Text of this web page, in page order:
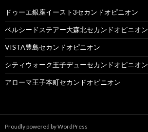
ドゥーエ銀座イースト3セカンドオピニオン
ベルシードステアー大森北セカンドオピニオン
VISTA豊島セカンドオピニオン
シティウォーク王子デューセカンドオピニオン
アローマ王子本町セカンドオピニオン
Proudly powered by WordPress